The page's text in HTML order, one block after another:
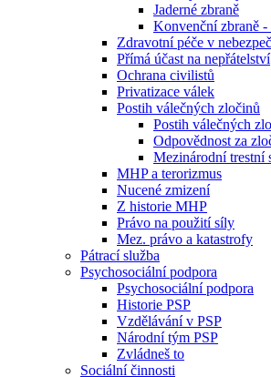
Jaderné zbraně
Konvenční zbraně -
Zdravotní péče v
Přímá účast na nepřátelství
Ochrana civilistů
Privatizace válek
Postih válečných zločinů
Postih válečných
Odpovědnost za
Mezinárodní trestní
MHP a terorizmus
Nucené zmizení
Z historie MHP
Právo na použití síly
Mez. právo a katastrofy
Pátrací služba
Psychosociální podpora
Psychosociální podpora
Historie PSP
Vzdělávání v PSP
Národní tým PSP
Zvládneš to
Sociální činnosti